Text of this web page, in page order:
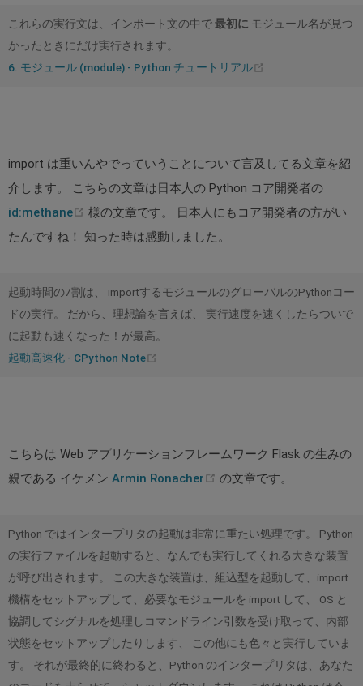
これらの実行文は、インポート文の中で最初に モジュール名が見つ
かったときにだけ実行されます。
6. モジュール (module) - Python チュートリアル
import は重いんやでっていうことについて言及してる文章を紹
介します。 こちらの文章は日本人の Python コア開発者の
id:methane
(opens
new
様の文章です。 日本人にもコア開発者の方がい
たんですね！ 知った時は感動しました。
起動時間の7割は、 importするモジュールのグローバルのPythonコー
ドの実行。 だから、理想論を言えば、 実行速度を速くしたらついで
に起動も速くなった！が最高。
起動高速化 - CPython Note
こちらは Web アプリケーションフレームワーク Flask の生みの
親である イケメン Armin Ronacher
(opens
window)
の文章です。
Python ではインタープリタの起動は非常に重たい処理です。 Python
の実行ファイルを起動すると、なんでも実行してくれる大きな装置
が呼び出されます。 この大きな装置は、組込型を起動して、import
機構をセットアップして、必要なモジュールを import して、 OS と
協調してシグナルを処理しコマンドライン引数を受け取って、内部
状態をセットアップしたりします、 この他にも色々と実行していま
す。 それが最終的に終わると、Python のインタープリタは、あなた